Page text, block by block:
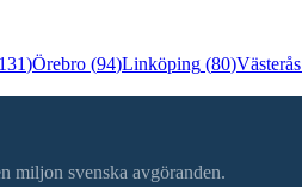
131)Örebro (94)Linköping (80)Västerås
miljon svenska avgöranden.